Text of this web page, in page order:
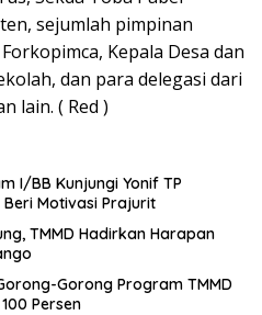
sejumlah pimpinan
Kepala Desa dan
dan para delegasi dari
lain. ( Red )
I/BB Kunjungi Yonif TP
Beri Motivasi Prajurit
TMMD Hadirkan Harapan
Gorong Program TMMD
Persen